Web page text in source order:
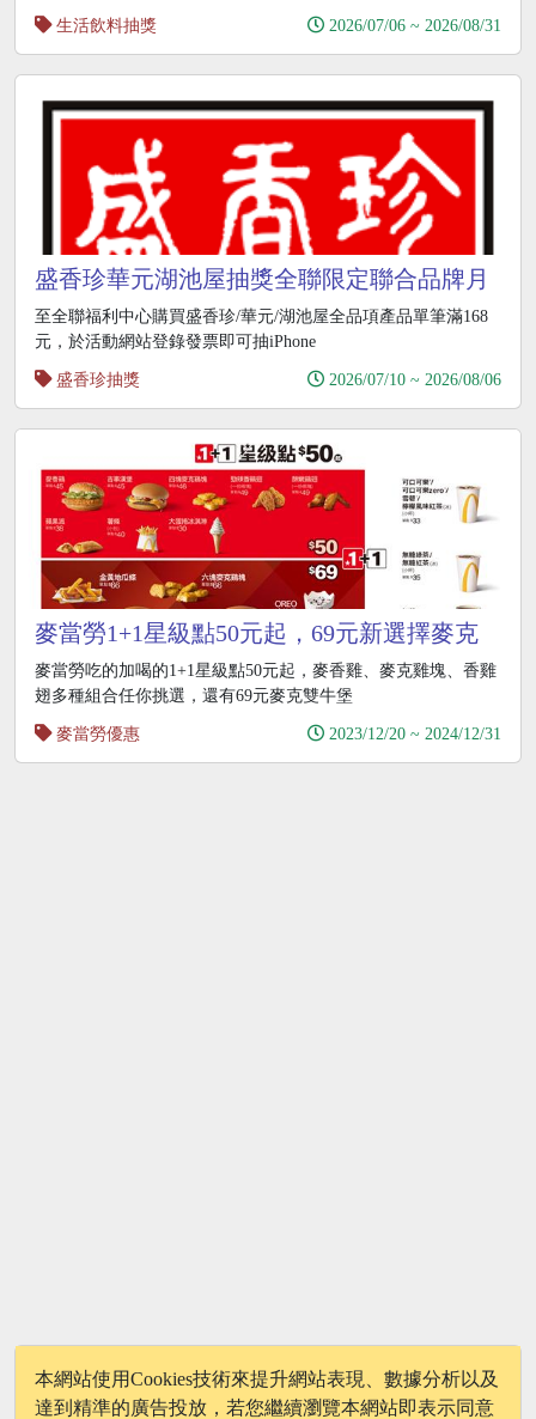
生活飲料抽獎
2026/07/06 ~ 2026/08/31
盛香珍華元湖池屋抽獎全聯限定聯合品牌月
抽iPhone17
至全聯福利中心購買盛香珍/華元/湖池屋全品項產品單筆滿168
元，於活動網站登錄發票即可抽iPhone
盛香珍抽獎
2026/07/10 ~ 2026/08/06
麥當勞1+1星級點50元起，69元新選擇麥克
雙牛堡
麥當勞吃的加喝的1+1星級點50元起，麥香雞、麥克雞塊、香雞
翅多種組合任你挑選，還有69元麥克雙牛堡
麥當勞優惠
2023/12/20 ~ 2024/12/31
1 3 4 5
本網站使用Cookies技術來提升網站表現、數據分析以及
達到精準的廣告投放，若您繼續瀏覽本網站即表示同意